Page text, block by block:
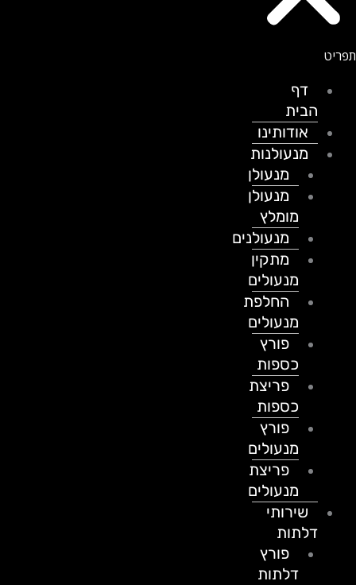
דף
הבית
אודותינו
מנעולנות
מנעולן
מנעולן
מומלץ
מנעולנים
מתקין
מנעולים
החלפת
מנעולים
פורץ
כספות
פריצת
כספות
פורץ
מנעולים
פריצת
מנעולים
שירותי
דלתות
פורץ
דלתות